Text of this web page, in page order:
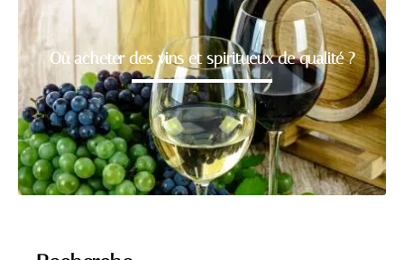
Où acheter des vins et spiritueux de qualité ?